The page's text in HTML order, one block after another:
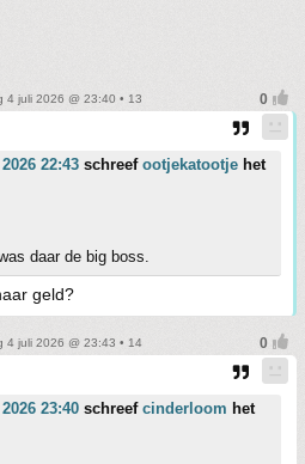
4 juli 2026 @ 23:40 • 13
22:43 schreef ootjekatootje het
daar de big boss.
geld?
4 juli 2026 @ 23:43 • 14
23:40 schreef cinderloom het